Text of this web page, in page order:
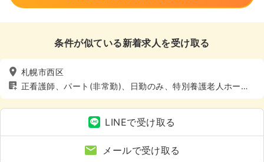
条件が似ている新着求人を受け取る
札幌市西区
正看護師、パート(非常勤)、日勤のみ、特別養護老人ホー
ム、介護・福祉系、土日休み
LINEで受け取る
メールで受け取る